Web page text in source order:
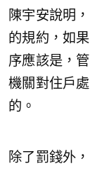
陳宇安說明
的規約，如
序應該是，
機關對住戶
的。
除了罰錢外